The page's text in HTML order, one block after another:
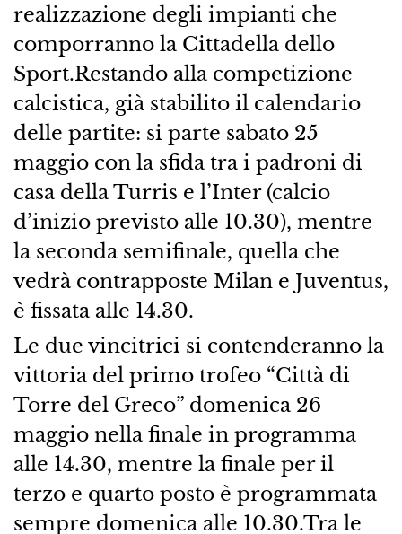
realizzazione degli impianti che
comporranno la Cittadella dello
Sport.Restando alla competizione
calcistica, già stabilito il calendario
delle partite: si parte sabato 25
maggio con la sfida tra i padroni di
casa della Turris e l’Inter (calcio
d’inizio previsto alle 10.30), mentre
la seconda semifinale, quella che
vedrà contrapposte Milan e Juventus,
è fissata alle 14.30.
Le due vincitrici si contenderanno la
vittoria del primo trofeo “Città di
Torre del Greco” domenica 26
maggio nella finale in programma
alle 14.30, mentre la finale per il
terzo e quarto posto è programmata
sempre domenica alle 10.30.Tra le